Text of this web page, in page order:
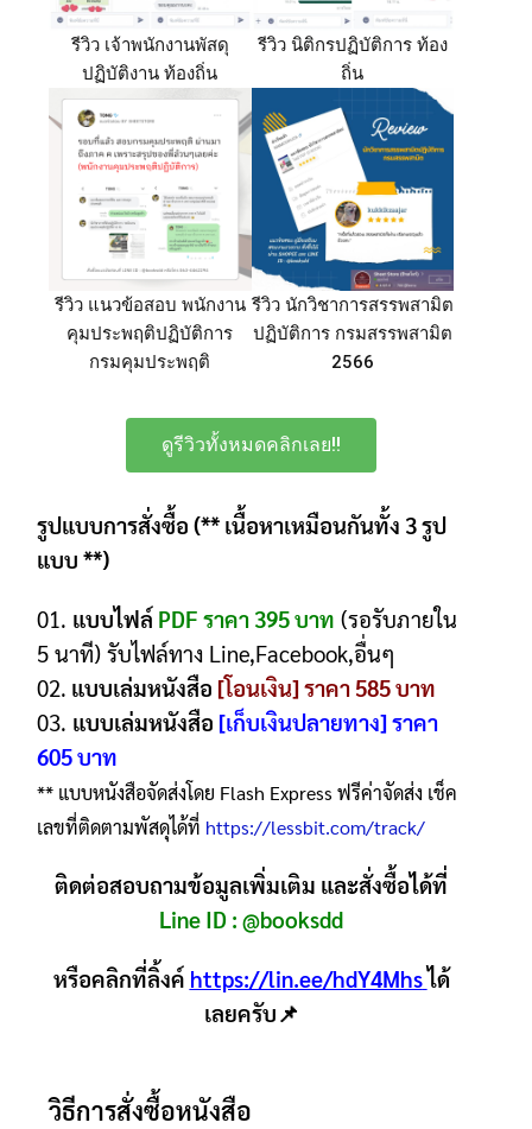
รีวิว เจ้าพนักงานพัสดุ
ปฏิบัติงาน ท้องถิ่น
รีวิว นิติกรปฏิบัติการ ท้อง
ถิ่น
รีวิว แนวข้อสอบ พนักงาน
คุมประพฤติปฏิบัติการ
กรมคุมประพฤติ
รีวิว นักวิชาการสรรพสามิต
ปฏิบัติการ กรมสรรพสามิต
2566
ดูรีวิวทั้งหมดคลิกเลย!!
รูปแบบการสั่งซื้อ (** เนื้อหาเหมือนกันทั้ง 3 รูป
แบบ **)
01. แบบไฟล์ PDF ราคา 395 บาท (รอรับภายใน
5 นาที) รับไฟล์ทาง Line,Facebook,อื่นๆ
02. แบบเล่มหนังสือ [โอนเงิน] ราคา 585 บาท
03. แบบเล่มหนังสือ [เก็บเงินปลายทาง] ราคา
605 บาท
** แบบหนังสือจัดส่งโดย Flash Express ฟรีค่าจัดส่ง เช็ค
เลขที่ติดตามพัสดุได้ที่ https://lessbit.com/track/
ติดต่อสอบถามข้อมูลเพิ่มเติม และสั่งซื้อได้ที่
Line ID :@booksdd
หรือคลิกที่ลิ้งค์ https://lin.ee/hdY4Mhsได้
เลยครับ📌
วิธีการสั่งซื้อหนังสือ